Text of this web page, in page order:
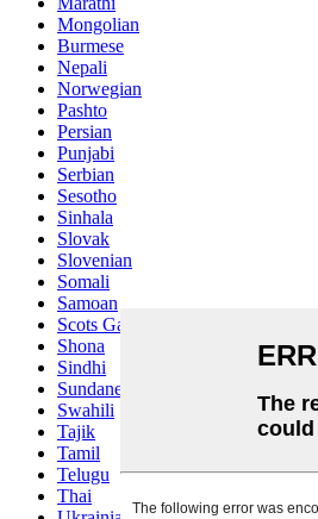
Mongolian
Burmese
Nepali
Norwegian
Pashto
Persian
Punjabi
Serbian
Sesotho
Sinhala
Slovak
Slovenian
Somali
Samoan
Scots Gaelic
Shona
Sindhi
Sundanese
Swahili
Tajik
Tamil
Telugu
Thai